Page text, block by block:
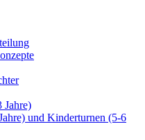
Jahre)
und Kinderturnen (5-6